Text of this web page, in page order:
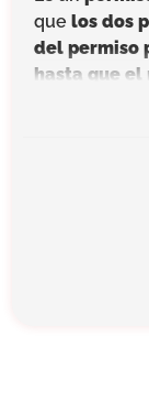
quelos dos
del permiso
hasta que el
hijos, ya
que